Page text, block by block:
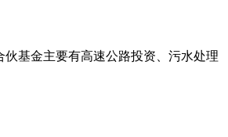
基金主要有高速公路投资、污水处理